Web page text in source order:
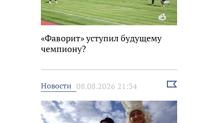
«Фаворит» уступил будущему
чемпиону?
Новости 08.08.2026 21:34
Выбрать